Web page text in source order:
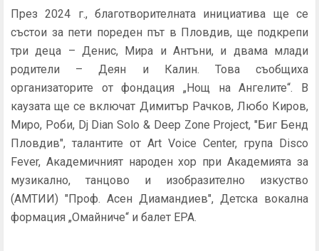
През 2024 г., благотворителната инициатива ще се
състои за пети пореден път в Пловдив, ще подкрепи
три деца – Денис, Мира и Антъни, и двама млади
родители – Деян и Калин. Това съобщиха
организаторите от фондация „Нощ на Ангелите“. В
каузата ще се включат Димитър Рачков, Любо Киров,
Миро, Роби, Dj Dian Solo & Deep Zone Project, "Биг Бенд
Пловдив", талантите от Art Voice Center, група Disco
Fever, Академичният народен хор при Академията за
музикално, танцово и изобразително изкуство
(АМТИИ) "Проф. Асен Диамандиев", Детска вокална
формация „Омайниче“ и балет ЕРА.